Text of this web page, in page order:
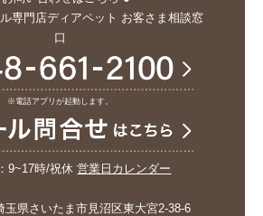
専門店ディアペット お客さま相談窓
口
※電話アプリが起動します。
9~17時/祝休営業日カレンダー
玉県さいたま市見沼区東大宮2-38-6